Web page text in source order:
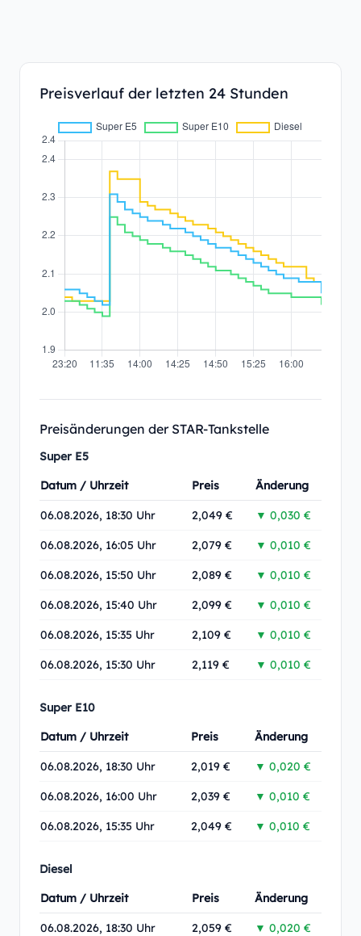
Preisverlauf der letzten 24 Stunden
Preisänderungen der STAR-Tankstelle
Super E5
Datum / Uhrzeit
Preis Änderung
06.08.2026, 18:30 Uhr 2,049 € ▼ 0,030 €
06.08.2026, 16:05 Uhr 2,079 € ▼ 0,010 €
06.08.2026, 15:50 Uhr 2,089 € ▼ 0,010 €
06.08.2026, 15:40 Uhr 2,099 € ▼ 0,010 €
06.08.2026, 15:35 Uhr 2,109 € ▼ 0,010 €
06.08.2026, 15:30 Uhr 2,119 € ▼ 0,010 €
Super E10
Datum / Uhrzeit
Preis Änderung
06.08.2026, 18:30 Uhr 2,019 € ▼ 0,020 €
06.08.2026, 16:00 Uhr 2,039 € ▼ 0,010 €
06.08.2026, 15:35 Uhr 2,049 € ▼ 0,010 €
Diesel
Datum / Uhrzeit
Preis Änderung
06.08.2026, 18:30 Uhr 2,059 € ▼ 0,020 €